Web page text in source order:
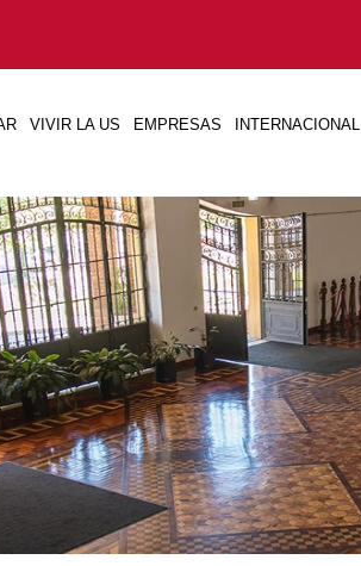
VIVIR LA US EMPRESAS INTERNACIONAL